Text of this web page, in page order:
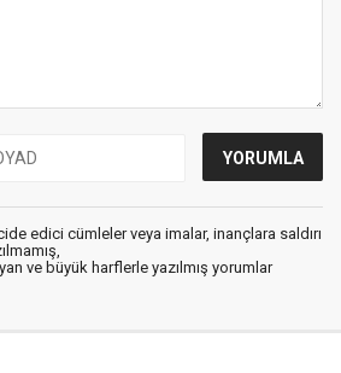
edici cümleler veya imalar, inançlara saldırı
ve büyük harflerle yazılmış yorumlar